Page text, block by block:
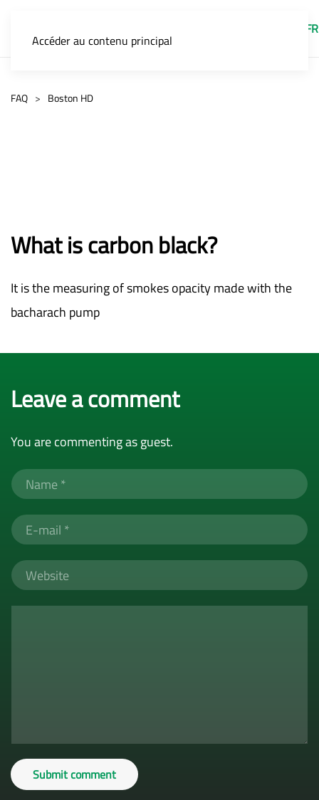
Accéder au contenu principal
FR
FAQ Boston HD
What is carbon black?
It is the measuring of smokes opacity made with the
bacharach pump
Leave a comment
You are commenting as guest.
Submit comment